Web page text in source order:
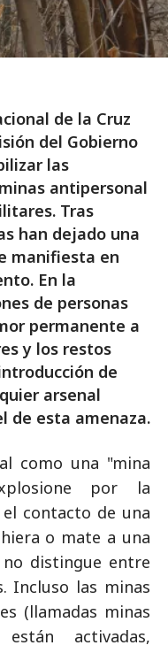
de la Cruz
del Gobierno
las
antipersonal
Tras
han dejado una
manifiesta en
En la
de personas
permanente a
y los restos
de
arsenal
de esta amenaza.
como una "mina
por la
contacto de una
o mate a una
no distingue entre
Incluso las minas
(llamadas minas
activadas,